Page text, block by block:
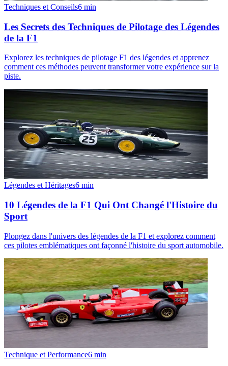
Techniques et Conseils6 min
Les Secrets des Techniques de Pilotage des Légendes
de la F1
Explorez les techniques de pilotage F1 des légendes et apprenez
comment ces méthodes peuvent transformer votre expérience sur la
piste.
Légendes et Héritages6 min
10 Légendes de la F1 Qui Ont Changé l'Histoire du
Sport
Plongez dans l'univers des légendes de la F1 et explorez comment
ces pilotes emblématiques ont façonné l'histoire du sport automobile.
Technique et Performance6 min